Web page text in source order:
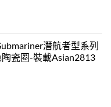
潛航者型系列
瓷圈-裝載Asian2813